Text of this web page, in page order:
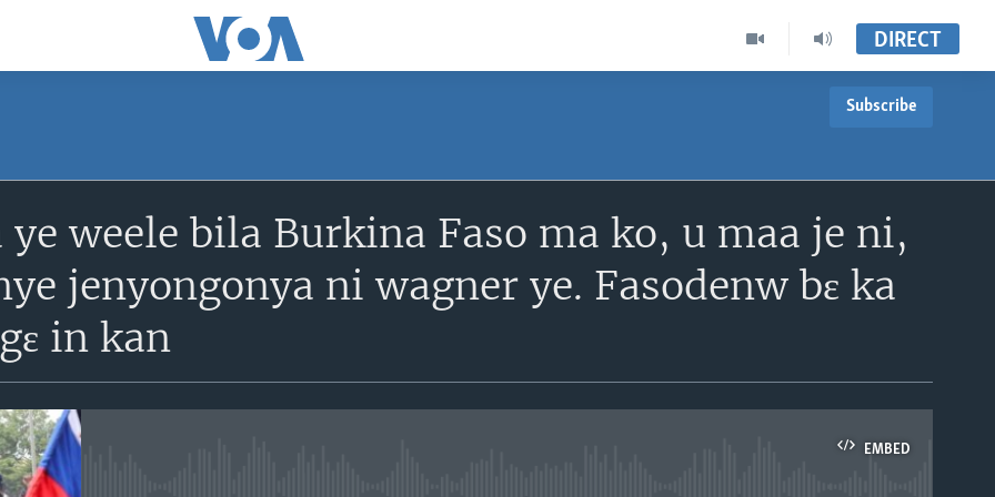
DIRECT
Subscribe
ye weele bila Burkina Faso ma ko, u maa je ni,
jenyongonya ni wagner ye. Fasodenw bɛ ka
in kan
EMBED